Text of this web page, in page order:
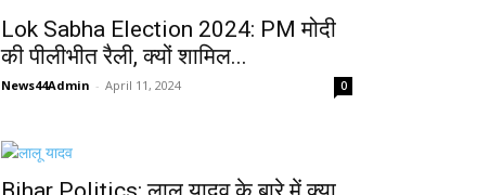
Lok Sabha Election 2024: PM मोदी
की पीलीभीत रैली, क्यों शामिल...
News44Admin - April 11, 2024 0